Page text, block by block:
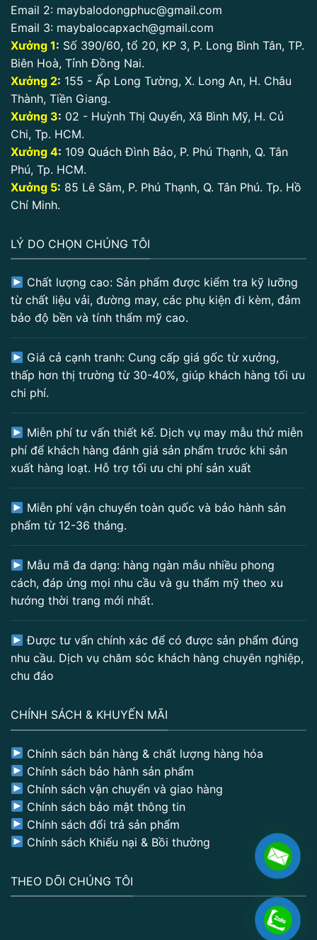
Email 2: maybalodongphuc@gmail.com
Email 3: maybalocapxach@gmail.com
Xưởng 1: Số 390/60, tổ 20, KP 3, P. Long Bình Tân, TP.
Biên Hoà, Tỉnh Đồng Nai.
Xưởng 2: 155 - Ấp Long Tường, X. Long An, H. Châu
Thành, Tiền Giang.
Xưởng 3: 02 - Huỳnh Thị Quyến, Xã Bình Mỹ, H. Củ
Chi, Tp. HCM.
Xưởng 4: 109 Quách Đình Bảo, P. Phú Thạnh, Q. Tân
Phú, Tp. HCM.
Xưởng 5: 85 Lê Sâm, P. Phú Thạnh, Q. Tân Phú. Tp. Hồ
Chí Minh.
LÝ DO CHỌN CHÚNG TÔI
Chất lượng cao: Sản phẩm được kiểm tra kỹ lưỡng
từ chất liệu vải, đường may, các phụ kiện đi kèm, đảm
bảo độ bền và tính thẩm mỹ cao.
Giá cả cạnh tranh: Cung cấp giá gốc từ xưởng,
thấp hơn thị trường từ 30-40%, giúp khách hàng tối ưu
chi phí.
Miễn phí tư vấn thiết kế. Dịch vụ may mẫu thử miễn
phí để khách hàng đánh giá sản phẩm trước khi sản
xuất hàng loạt. Hỗ trợ tối ưu chi phí sản xuất
Miễn phí vận chuyển toàn quốc và bảo hành sản
phẩm từ 12-36 tháng.
Mẫu mã đa dạng: hàng ngàn mẫu nhiều phong
cách, đáp ứng mọi nhu cầu và gu thẩm mỹ theo xu
hướng thời trang mới nhất.
Được tư vấn chính xác để có được sản phẩm đúng
nhu cầu. Dịch vụ chăm sóc khách hàng chuyên nghiệp,
chu đáo
CHÍNH SÁCH & KHUYẾN MÃI
Chính sách bán hàng & chất lượng hàng hóa
Chính sách bảo hành sản phẩm
Chính sách vận chuyển và giao hàng
Chính sách bảo mật thông tin
Chính sách đổi trả sản phẩm
Chính sách Khiếu nại & Bồi thường
THEO DÕI CHÚNG TÔI